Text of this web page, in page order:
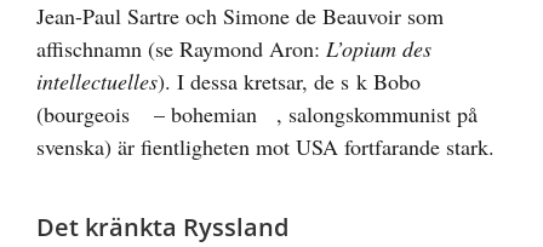
Jean-Paul Sartre och Simone de Beauvoir som
affischnamn (se Raymond Aron: L’opium des
intellectuelles). I dessa kretsar, de s k Bobo
(bourgeois –bohemian
, salongskommunist på
svenska) är fientligheten mot USA fortfarande stark.
Det kränkta Ryssland